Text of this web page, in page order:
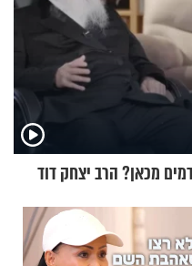
מכאן? הרב יצחק דוד